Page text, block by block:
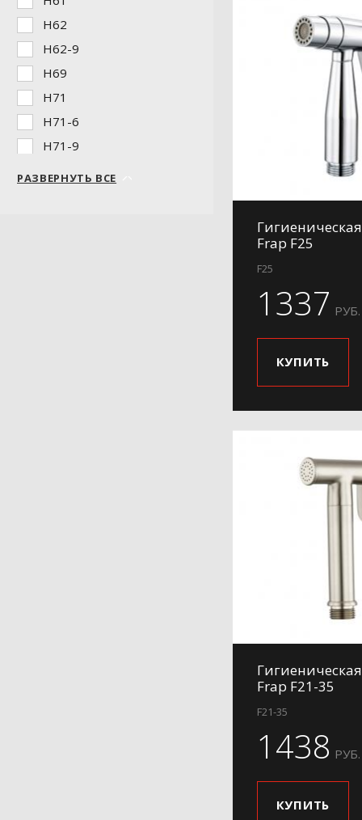
H62
H62-9
H69
H71
H71-6
H71-9
РАЗВЕРНУТЬ ВСЕ
Frap F25
F25
1337 РУБ.
КУПИТЬ
Frap F21-35
F21-35
1438 РУБ.
КУПИТЬ